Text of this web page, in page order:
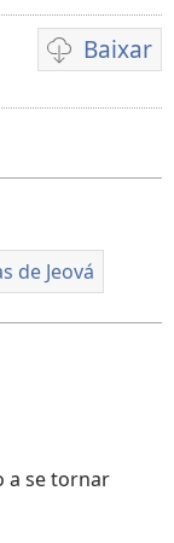
Baixar
Opções
de Jeová
a se tornar